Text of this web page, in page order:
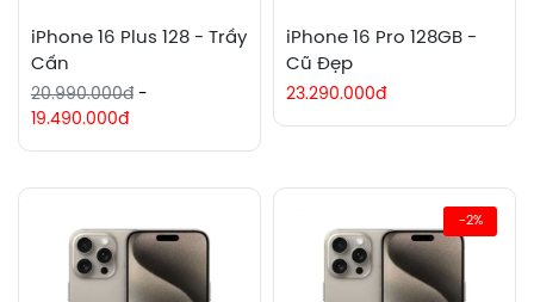
iPhone 16 Plus 128 - Trầy
Cấn
20.990.000đ -
19.490.000đ
iPhone 16 Pro 128GB -
Cũ Đẹp
23.290.000đ
-2%